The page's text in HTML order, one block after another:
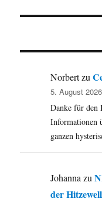
Norbertzu
5. August 2026
Danke für den
Informationen
ganzen
Johanna zu
der